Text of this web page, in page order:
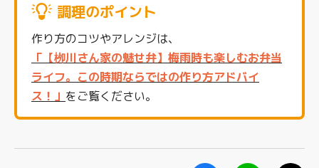
調理のポイント
作り方のコツやアレンジは、
「【栁川さん家の魅せ弁】梅雨時も楽しむお弁当
ライフ。この時期ならではの作り方アドバイ
ス！」 をご覧ください。